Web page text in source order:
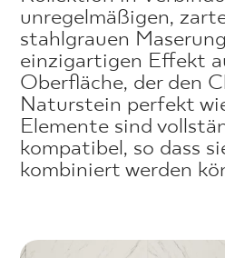
unregelmäßigen,
stahlgrauen
einzigartigen Effekt
Oberfläche, der den
Naturstein perfekt
Elemente sind
kompatibel, so dass
kombiniert werden